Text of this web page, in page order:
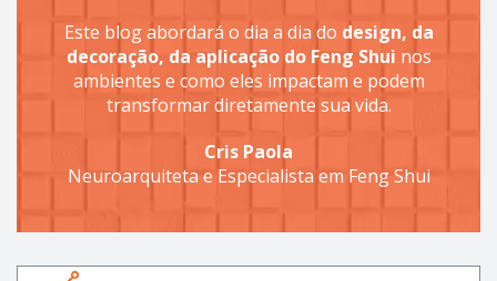
Este blog abordará o dia a dia do design, da
decoração, da aplicação do Feng Shui nos
ambientes e como eles impactam e podem
transformar diretamente sua vida.
Cris Paola
Neuroarquiteta e Especialista em Feng Shui